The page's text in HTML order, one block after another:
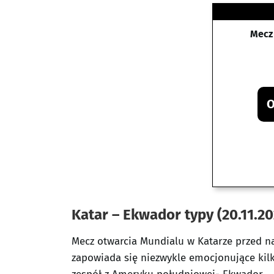
Katar – Ekwador typy
Mecz otwarcia Mundialu w Katarze przed
zapowiada się niezwykle emocjonujące